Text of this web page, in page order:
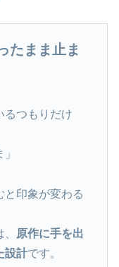
たまま止ま
るつもりだけ
と印象が変わる
原作に手を出
設計です。